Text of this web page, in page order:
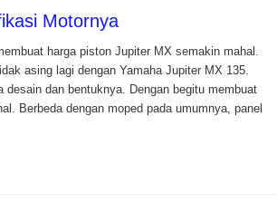
Motornya
harga piston Jupiter MX semakin mahal.
asing lagi dengan Yamaha Jupiter MX 135.
dan bentuknya. Dengan begitu membuat
Berbeda dengan moped pada umumnya, panel